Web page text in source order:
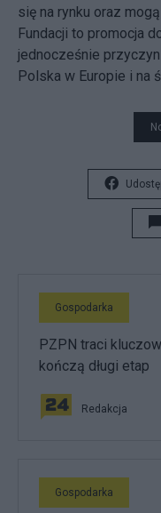
się na rynku oraz
Fundacji to promocja
jednocześnie
Polska w Europie i na
Gospodarka
PZPN traci
kończą długi etap
Redakcja
Gospodarka